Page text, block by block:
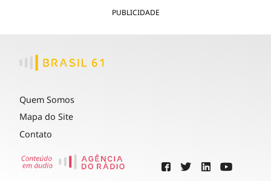
PUBLICIDADE
Quem Somos
Mapa do Site
Contato